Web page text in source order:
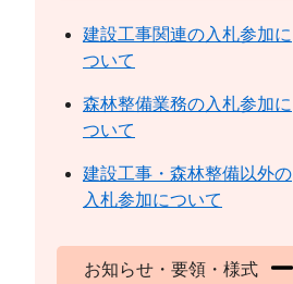
建設工事関連の入札参加に
ついて
森林整備業務の入札参加に
ついて
建設工事・森林整備以外の
入札参加について
お知らせ・要領・様式